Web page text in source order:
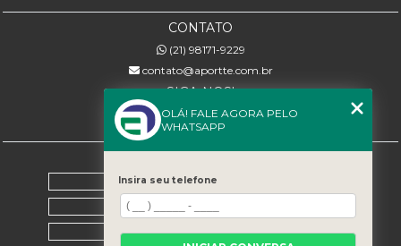
CONTATO
(21) 98171-9229
contato@aportte.com.br
SIGA-NOS!
Home
Sobre nós
Serviços
OLÁ! FALE AGORA PELO
WHATSAPP
Insira seu telefone